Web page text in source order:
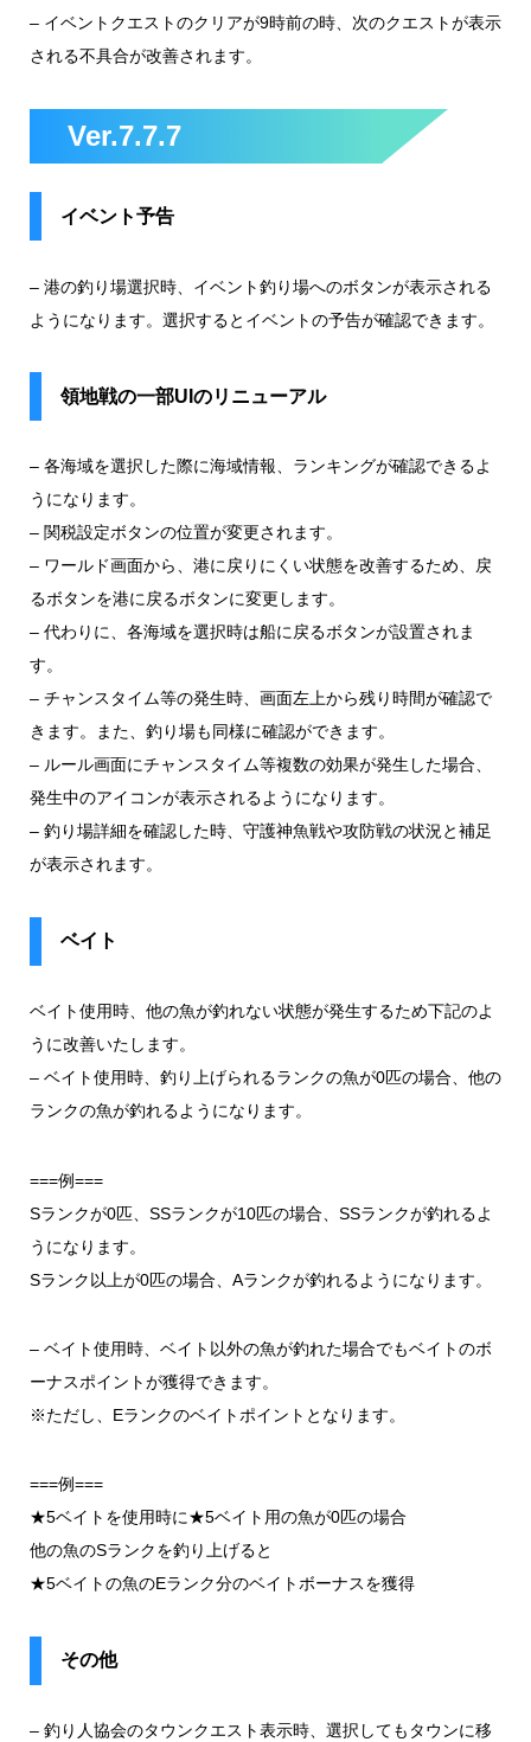
– イベントクエストのクリアが9時前の時、次のクエストが表示
される不具合が改善されます。
Ver.7.7.7
イベント予告
– 港の釣り場選択時、イベント釣り場へのボタンが表示される
ようになります。選択するとイベントの予告が確認できます。
領地戦の一部UIのリニューアル
– 各海域を選択した際に海域情報、ランキングが確認できるよ
うになります。
– 関税設定ボタンの位置が変更されます。
– ワールド画面から、港に戻りにくい状態を改善するため、戻
るボタンを港に戻るボタンに変更します。
– 代わりに、各海域を選択時は船に戻るボタンが設置されま
す。
– チャンスタイム等の発生時、画面左上から残り時間が確認で
きます。また、釣り場も同様に確認ができます。
– ルール画面にチャンスタイム等複数の効果が発生した場合、
発生中のアイコンが表示されるようになります。
– 釣り場詳細を確認した時、守護神魚戦や攻防戦の状況と補足
が表示されます。
ベイト
ベイト使用時、他の魚が釣れない状態が発生するため下記のよ
うに改善いたします。
– ベイト使用時、釣り上げられるランクの魚が0匹の場合、他の
ランクの魚が釣れるようになります。
===例===
Sランクが0匹、SSランクが10匹の場合、SSランクが釣れるよ
うになります。
Sランク以上が0匹の場合、Aランクが釣れるようになります。
– ベイト使用時、ベイト以外の魚が釣れた場合でもベイトのボ
ーナスポイントが獲得できます。
※ただし、Eランクのベイトポイントとなります。
===例===
★5ベイトを使用時に★5ベイト用の魚が0匹の場合
他の魚のSランクを釣り上げると
★5ベイトの魚のEランク分のベイトボーナスを獲得
その他
– 釣り人協会のタウンクエスト表示時、選択してもタウンに移